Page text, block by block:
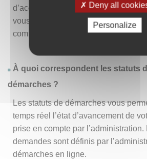
Deny all
Personalize
d’accéder à la liste des démarches
vous pouvez choisir la démarche
commencer à la remplir en un clic.
À quoi correspondent les statuts
démarches ?
Les statuts de démarches vous
temps réel l’état d’avancement de
prise en compte par l’administration.
demandes sont définis par
démarches en ligne.